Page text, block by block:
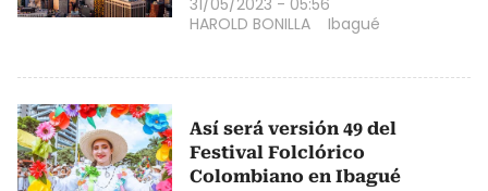
31/05/2023 - 05:56
HAROLD BONILLA
Ibagué
Así será versión 49 del
Festival Folclórico
Colombiano en Ibagué